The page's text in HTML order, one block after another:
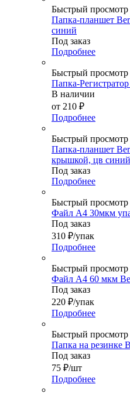
Быстрый просмотр
Папка-планшет
синий
Под заказ
Подробнее
Быстрый просмотр
Папка-
В наличии
от 210 ₽
Подробнее
Быстрый просмотр
Папка-планшет
крышкой, цв синий
Под заказ
Подробнее
Быстрый просмотр
Файл А4 30мкм
Под заказ
310 ₽/упак
Подробнее
Быстрый просмотр
Файл А4 60 мкм
Под заказ
220 ₽/упак
Подробнее
Быстрый просмотр
Папка на резинке
Под заказ
75 ₽/шт
Подробнее